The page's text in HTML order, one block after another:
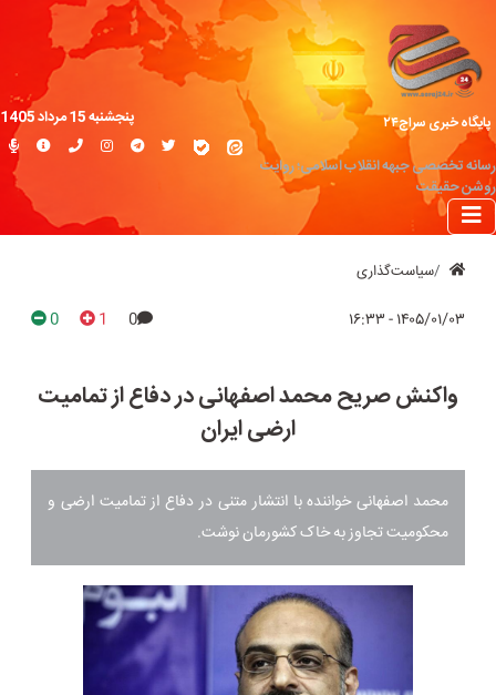
پایگاه خبری سراج۲۴
رسانه تخصصی جبهه انقلاب اسلامی؛ روایت
روشن حقیقت
پنجشنبه 15 مرداد 1405
سیاست‌گذاری
۱۴۰۵/۰۱/۰۳ - ۱۶:۳۳ 0
1
0
واکنش صریح محمد اصفهانی در دفاع از تمامیت
ارضی ایران
محمد اصفهانی خواننده با انتشار متنی در دفاع از تمامیت ارضی و
محکومیت تجاوز به خاک کشورمان نوشت.